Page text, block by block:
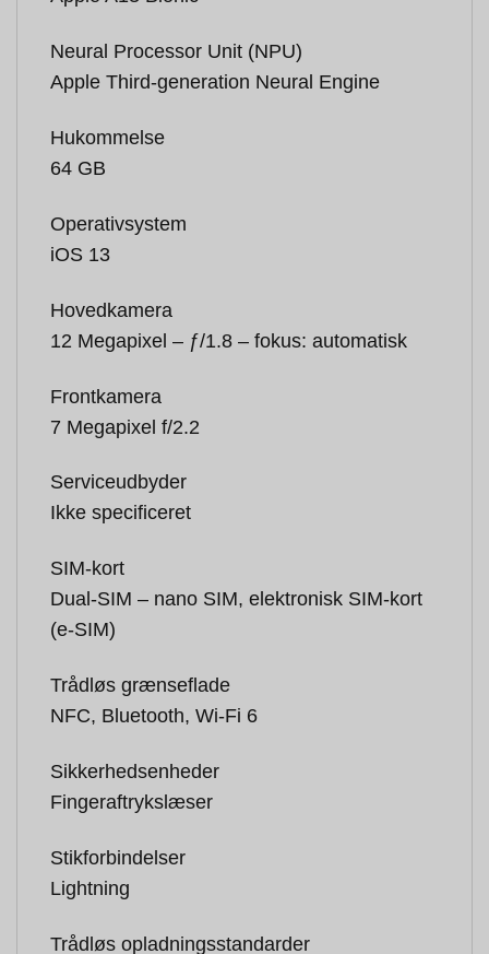
Neural Processor Unit (NPU)
Apple Third‑generation Neural Engine
Hukommelse
64 GB
Operativsystem
iOS 13
Hovedkamera
12 Megapixel – ƒ/1.8 – fokus: automatisk
Frontkamera
7 Megapixel f/2.2
Serviceudbyder
Ikke specificeret
SIM-kort
Dual-SIM – nano SIM, elektronisk SIM-kort
(e-SIM)
Trådløs grænseflade
NFC, Bluetooth, Wi-Fi 6
Sikkerhedsenheder
Fingeraftrykslæser
Stikforbindelser
Lightning
Trådløs opladningsstandarder